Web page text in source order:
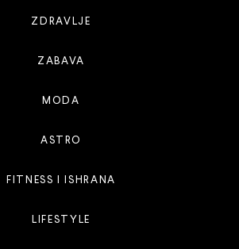
ZDRAVLJE
ZABAVA
MODA
ASTRO
FITNESS I ISHRANA
LIFESTYLE